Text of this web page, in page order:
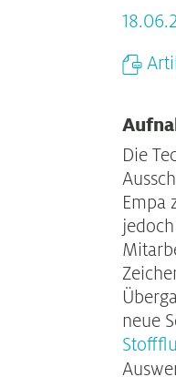
Die
Empa
neue